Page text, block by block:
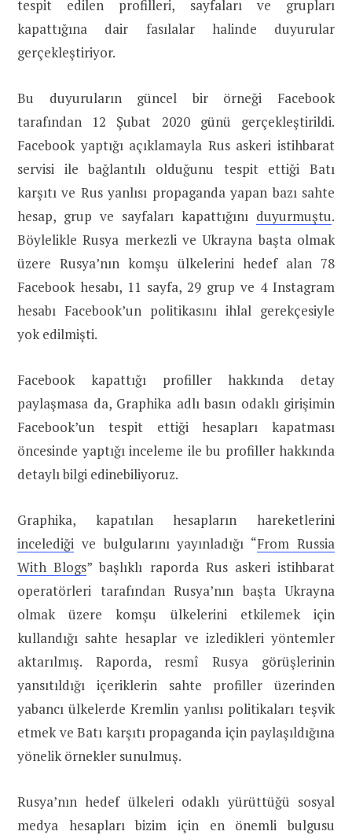
tespit edilen profilleri, sayfaları ve grupları
kapattığına dair fasılalar halinde duyurular
gerçekleştiriyor.
Bu duyuruların güncel bir örneği Facebook
tarafından 12 Şubat 2020 günü gerçekleştirildi.
Facebook yaptığı açıklamayla Rus askeri istihbarat
servisi ile bağlantılı olduğunu tespit ettiği Batı
karşıtı ve Rus yanlısı propaganda yapan bazı sahte
hesap, grup ve sayfaları kapattığını duyurmuştu.
Böylelikle Rusya merkezli ve Ukrayna başta olmak
üzere Rusya’nın komşu ülkelerini hedef alan 78
Facebook hesabı, 11 sayfa, 29 grup ve 4 Instagram
hesabı Facebook’un politikasını ihlal gerekçesiyle
yok edilmişti.
Facebook kapattığı profiller hakkında detay
paylaşmasa da, Graphika adlı basın odaklı girişimin
Facebook’un tespit ettiği hesapları kapatması
öncesinde yaptığı inceleme ile bu profiller hakkında
detaylı bilgi edinebiliyoruz.
Graphika, kapatılan hesapların hareketlerini
incelediği ve bulgularını yayınladığı “From Russia
With Blogs” başlıklı raporda Rus askeri istihbarat
operatörleri tarafından Rusya’nın başta Ukrayna
olmak üzere komşu ülkelerini etkilemek için
kullandığı sahte hesaplar ve izledikleri yöntemler
aktarılmış. Raporda, resmî Rusya görüşlerinin
yansıtıldığı içeriklerin sahte profiller üzerinden
yabancı ülkelerde Kremlin yanlısı politikaları teşvik
etmek ve Batı karşıtı propaganda için paylaşıldığına
yönelik örnekler sunulmuş.
Rusya’nın hedef ülkeleri odaklı yürüttüğü sosyal
medya hesapları bizim için en önemli bulgusu